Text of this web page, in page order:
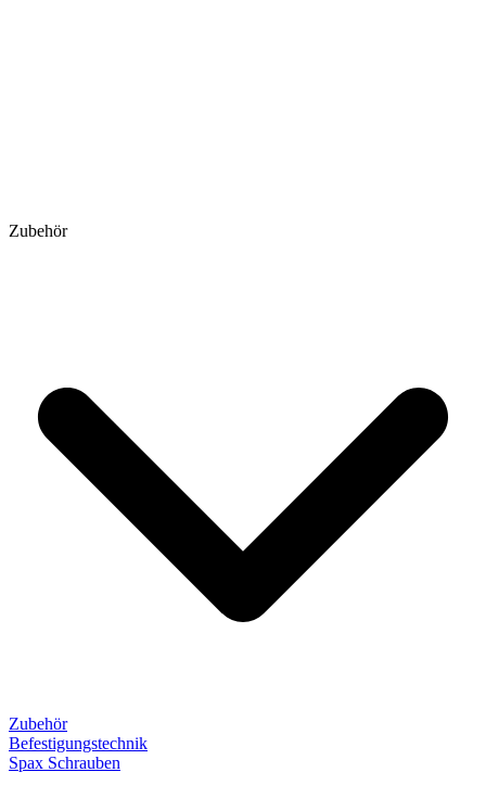
Zubehör
Zubehör
Befestigungstechnik
Spax Schrauben